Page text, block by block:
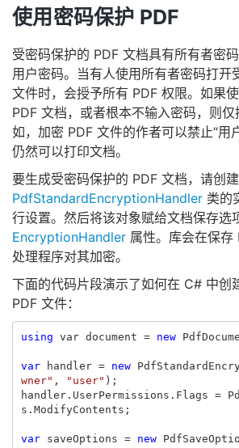
使用密码保护 PDF
受密码保护的 PDF 文档具有所有者密
用户密码。当有人使用所有者密码打开
文件时，会授予所有 PDF 权限。如果
PDF 文档，或者根本不输入密码，则仅
如，加密 PDF 文件的作者可以禁止“用
仍然可以打印文档。
要生成受密码保护的 PDF 文档，请创建
PdfStandardEncryptionHandler 类的
行设置。然后将该对象赋给文档保存选
EncryptionHandler 属性。库会在保存
处理程序对其加密。
下面的代码片段演示了如何在 C# 中创
PDF 文件：
using var document = new
var handler = new
wner" , "user" );
handler. UserPermissions . Flags =
s . ModifyContents ;
var saveOptions = new